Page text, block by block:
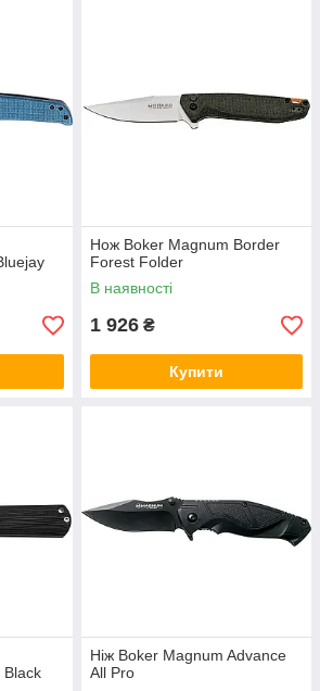
Нож Boker Magnum Border
Forest Folder
В наявності
1 926 ₴
Купити
Black
Ніж Boker Magnum Advance
All Pro